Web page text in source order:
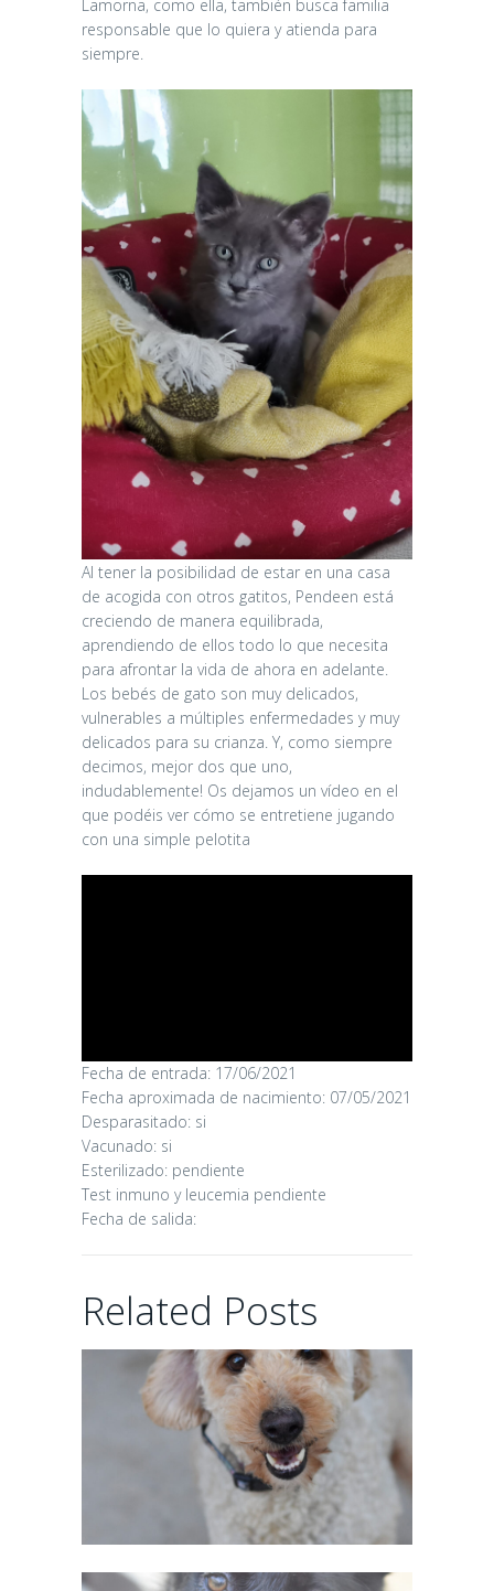
Lamorna, como ella, también busca familia
responsable que lo quiera y atienda para
siempre.
Al tener la posibilidad de estar en una casa
de acogida con otros gatitos, Pendeen está
creciendo de manera equilibrada,
aprendiendo de ellos todo lo que necesita
para afrontar la vida de ahora en adelante.
Los bebés de gato son muy delicados,
vulnerables a múltiples enfermedades y muy
delicados para su crianza. Y, como siempre
decimos, mejor dos que uno,
indudablemente! Os dejamos un vídeo en el
que podéis ver cómo se entretiene jugando
con una simple pelotita
Fecha de entrada: 17/06/2021
Fecha aproximada de nacimiento: 07/05/2021
Desparasitado: si
Vacunado: si
Esterilizado: pendiente
Test inmuno y leucemia pendiente
Fecha de salida:
Related Posts
CANDY
16/06/2026
02/06/2026